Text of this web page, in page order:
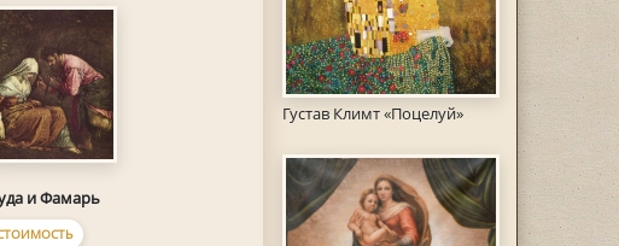
Густав Климт «Поцелуй»
и Фамарь